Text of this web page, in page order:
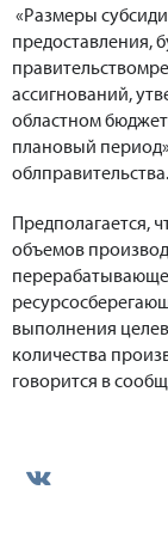
«Размеры
предоставления,
ассигнований,
областном
плановый
облправительства.
Предполагается,
объемов
выполнения
количества
говорится в